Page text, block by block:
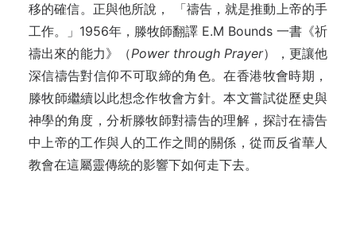
移的確信。正與他所說， 「禱告，就是推動上帝的手
工作。」1956年，滕牧師翻譯 E.M Bounds 一書《祈
禱出來的能力》（Power through Prayer），更讓他
深信禱告對信仰不可取締的角色。在香港牧會時期，
滕牧師繼續以此想念作牧會方針。本文嘗試從歷史與
神學的角度，分析滕牧師對禱告的理解，探討在禱告
中上帝的工作與人的工作之間的關係，從而反省華人
教會在這屬靈傳統的影響下如何走下去。